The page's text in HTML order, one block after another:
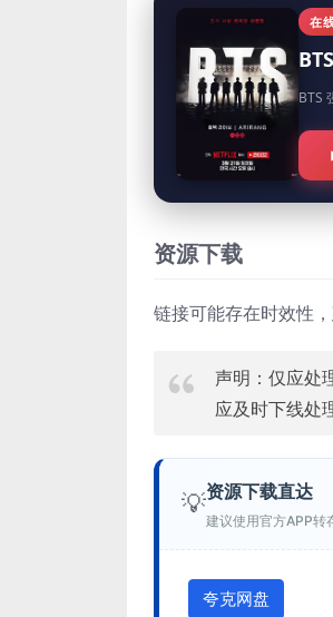
在
BTS
资源下载
链接可能存在时效性
声明：仅应处
应及时下线处
💡资源下载直达
建议使用官方APP转
夸克网盘